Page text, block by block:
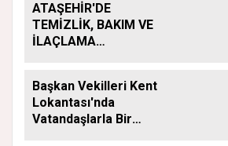
ATAŞEHİR'DE
TEMİZLİK, BAKIM VE
İLAÇLAMA
Başkan Vekilleri Kent
Lokantası'nda
Vatandaşlarla Bir